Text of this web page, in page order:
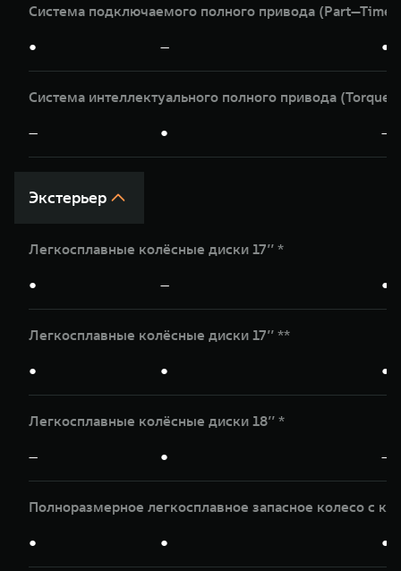
Система подключаемого полного привода (Part—Time)
● — ●
Система интеллектуального полного привода
— ● —
Экстерьер
Легкосплавные колёсные диски 17’’ *
● — ●
Легкосплавные колёсные диски 17’’ **
● ● ●
Легкосплавные колёсные диски 18’’ *
— ● —
Полноразмерное легкосплавное запасное колесо с
● ● ●